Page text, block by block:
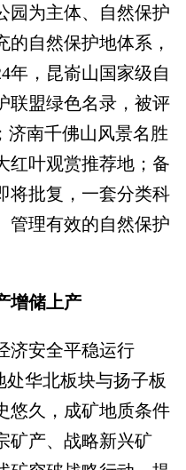
园为主体、自然保护
的自然保护地体系，
年，昆嵛山国家级自
联盟绿色名录，被评
济南千佛山风景名胜
红叶观赏推荐地；备
将批复，一套分类科
管理有效的自然保护
增储上产
安全平稳运行
处华北板块与扬子板
悠久，成矿地质条件
矿产、战略新兴矿